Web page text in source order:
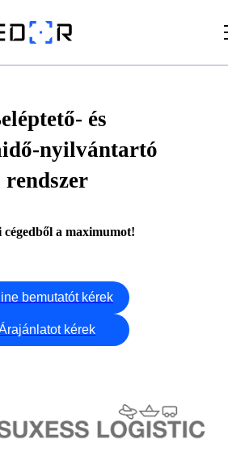
és
nyilvántartó
rendszer
cégedből a maximumot!
bemutatót kérek
kérek